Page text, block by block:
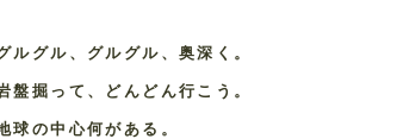
ルグル、グルグル、奥深く。
盤掘って、どんどん行こう。
球の中心何がある。